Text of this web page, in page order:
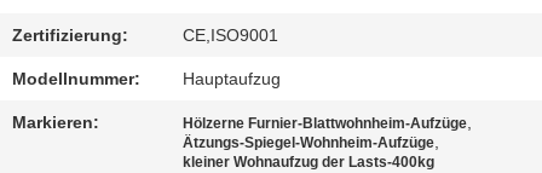
SIE
MIT
UNS
Zertifizierung: CE,ISO9001
Modellnummer: Hauptaufzug
Markieren: Hölzerne Furnier-Blattwohnheim-Aufzüge,
Ätzungs-Spiegel-Wohnheim-Aufzüge,
kleiner Wohnaufzug der Lasts-400kg